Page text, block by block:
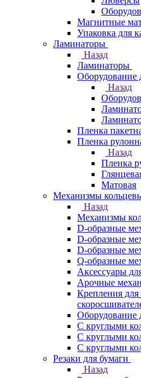
Магнитные
Упаковка для
Ламинаторы
Назад
Ламинаторы
Оборудование
Назад
Пленка
Пленка
Назад
Пленка
Матовая
Механизмы
Назад
Механизмы
D-образные
D-образные
D-образные
Q-образные
Аксессуары
Арочные
Крепления
Оборудование
С круглыми
С круглыми
С круглыми
Резаки для бумаги
Назад